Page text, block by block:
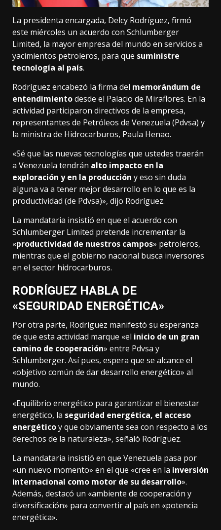
La presidenta encargada, Delcy Rodríguez, firmó
este miércoles un acuerdo con Schlumberger
Limited, la mayor empresa del mundo en servicios a
yacimientos petroleros, para que suministre
tecnología al país.
Rodríguez encabezó la firma del memorándum de
entendimientodesde el Palacio de Miraflores. En la
actividad participaron directivos de la empresa,
representantes de Petróleos de Venezuela (Pdvsa) y
la ministra de Hidrocarburos, Paula Henao.
«Sé que las nuevas tecnologías que ustedes traerán
a Venezuela tendrán alto impacto en la
exploración y en la producción y eso sin duda
alguna va a tener mejor desarrollo en lo que es la
productividad (de Pdvsa)», dijo Rodríguez.
La mandataria insistió en que el acuerdo con
Schlumberger Limited pretende incrementar la
«productividad de nuestros campos» petroleros,
mientras que el gobierno nacional busca inversores
en el sector hidrocarburos.
RODRÍGUEZ HABLA DE
«SEGURIDAD ENERGÉTICA»
Por otra parte, Rodríguez manifestó su esperanza
de que esta actividad marque «el inicio de un gran
camino de cooperación» entre Pdvsa y
Schlumberger. Así pues, espera que se alcance el
«objetivo común de dar desarrollo energético» al
mundo.
«Equilibrio energético para garantizar el bienestar
energético, la seguridad energética, el acceso
energéticoy que obviamente sea con respecto a los
derechos de la naturaleza», señaló Rodríguez.
La mandataria insistió en que Venezuela pasa por
«un nuevo momento» en el que «cree en la inversión
internacional como motor de su desarrollo».
Además, destacó un «ambiente de cooperación y
diversificación» para convertir al país en «potencia
energética».